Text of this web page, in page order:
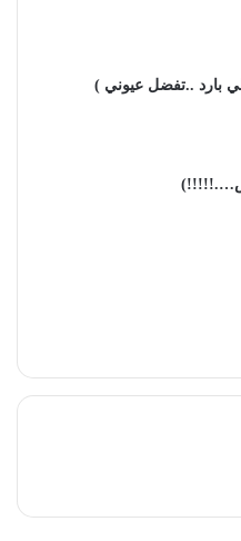
بارد ..تفضل عيوني )